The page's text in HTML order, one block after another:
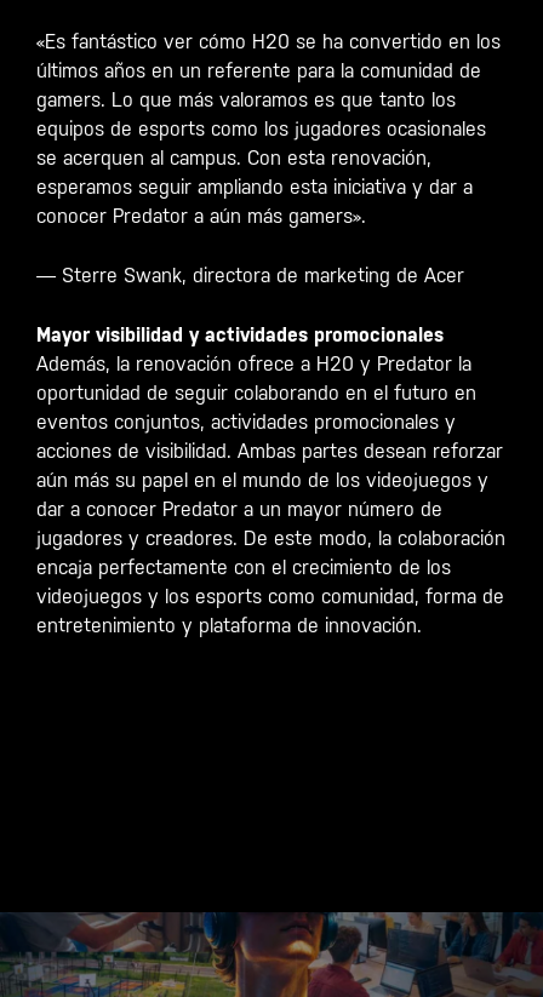
«Es fantástico ver cómo H20 se ha convertido en los
últimos años en un referente para la comunidad de
gamers. Lo que más valoramos es que tanto los
equipos de esports como los jugadores ocasionales
se acerquen al campus. Con esta renovación,
esperamos seguir ampliando esta iniciativa y dar a
conocer Predator a aún más gamers».
— Sterre Swank, directora de marketing de Acer
Mayor visibilidad y actividades promocionales
Además, la renovación ofrece a H20 y Predator la
oportunidad de seguir colaborando en el futuro en
eventos conjuntos, actividades promocionales y
acciones de visibilidad. Ambas partes desean reforzar
aún más su papel en el mundo de los videojuegos y
dar a conocer Predator a un mayor número de
jugadores y creadores. De este modo, la colaboración
encaja perfectamente con el crecimiento de los
videojuegos y los esports como comunidad, forma de
entretenimiento y plataforma de innovación.